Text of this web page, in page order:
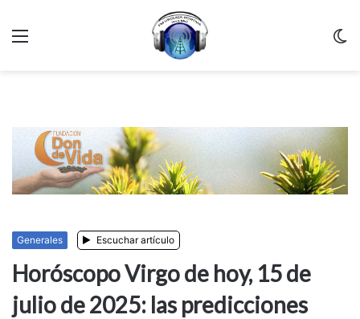
Generales Escuchar artículo
Horóscopo Virgo de hoy, 15 de
julio de 2025: las predicciones